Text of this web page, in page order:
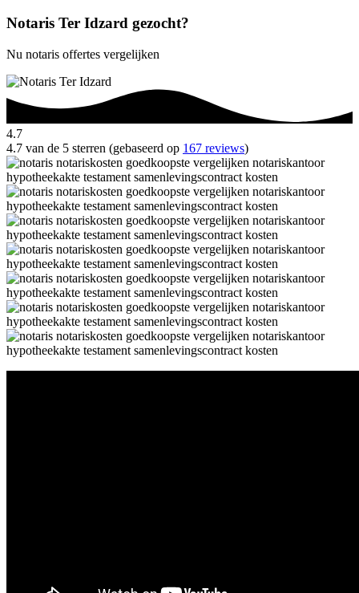
Notaris Ter Idzard gezocht?
Nu notaris offertes vergelijken
4.7
4.7 van de 5 sterren (gebaseerd op 167 reviews)